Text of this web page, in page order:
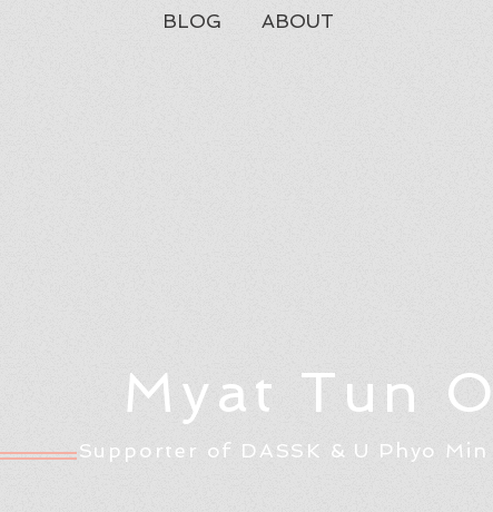
Myat Tun
Supporter of DASSK & U Phyo
BLOG ABOUT